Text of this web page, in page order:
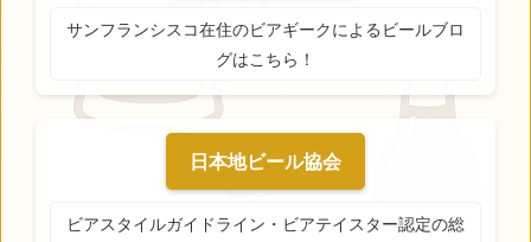
サンフランシスコ在住のビアギークによるビールブロ
グはこちら！
日本地ビール協会
ビアスタイルガイドライン・ビアテイスター認定の総